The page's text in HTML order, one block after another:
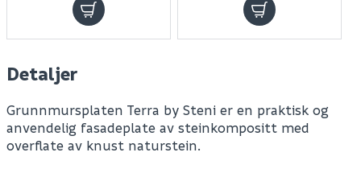
Detaljer
Grunnmursplaten Terra by Steni er en praktisk og
anvendelig fasadeplate av steinkompositt med
overflate av knust naturstein.